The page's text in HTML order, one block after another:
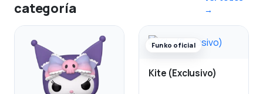
categoría
→
Funko oficial
Kite (Exclusivo)